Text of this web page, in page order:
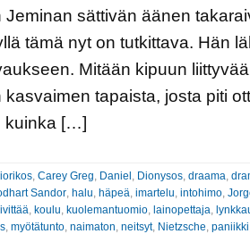
Jeminan sättivän äänen
tämä nyt on tutkittava. Hän
Mitään kipuun
tapaista, josta piti
kuinka […]
, Carey Greg Daniel Dionysos, draama
Sandor, halu häpeä imartelu intohimo,
koulu kuolemantuomio, lainopettaja
, myötätunto, naimaton neitsyt, Nietzsche paniikki